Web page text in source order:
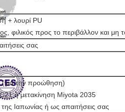
+ λουρί PU
φιλικός προς το περιβάλλον και μη
σας
(για την προώθηση)
ή μετακίνηση Miyota 2035
Ιαπωνίας ή ως απαιτήσεις σας